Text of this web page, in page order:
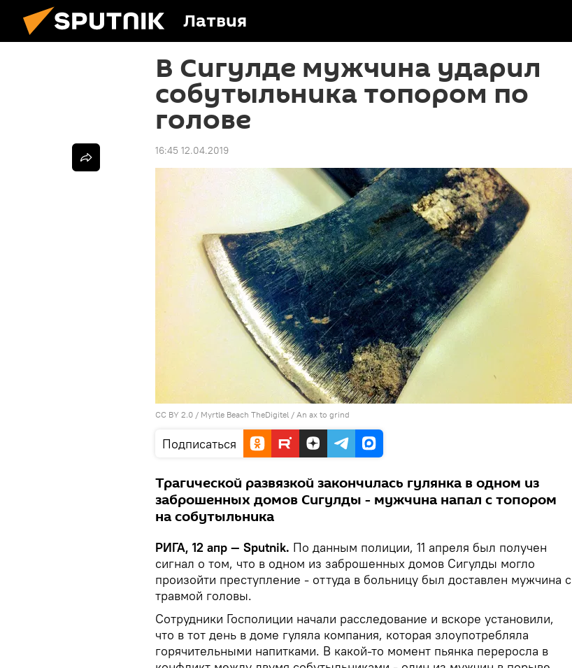
Латвия
В Сигулде мужчина ударил
собутыльника топором по
голове
16:45 12.04.2019
CC BY 2.0 / Myrtle Beach TheDigitel / An ax to grind
Подписаться
Трагической развязкой закончилась гулянка в одном из
заброшенных домов Сигулды - мужчина напал с топором
на собутыльника
РИГА, 12 апр — Sputnik. По данным полиции, 11 апреля был получен
сигнал о том, что в одном из заброшенных домов Сигулды могло
произойти преступление - оттуда в больницу был доставлен мужчина с
травмой головы.
Сотрудники Госполиции начали расследование и вскоре установили,
что в тот день в доме гуляла компания, которая злоупотребляла
горячительными напитками. В какой-то момент пьянка переросла в